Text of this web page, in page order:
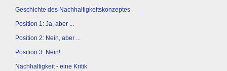
Geschichte des Nachhaltigkeitskonzeptes
Position 1: Ja, aber ...
Position 2: Nein, aber ...
Position 3: Nein!
Nachhaltigkeit - eine Kritik